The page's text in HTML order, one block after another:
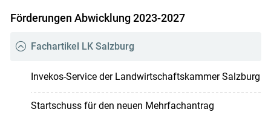
Förderungen Abwicklung 2023-2027
Fachartikel LK Salzburg
Invekos-Service der Landwirtschaftskammer Salzburg
Startschuss für den neuen Mehrfachantrag